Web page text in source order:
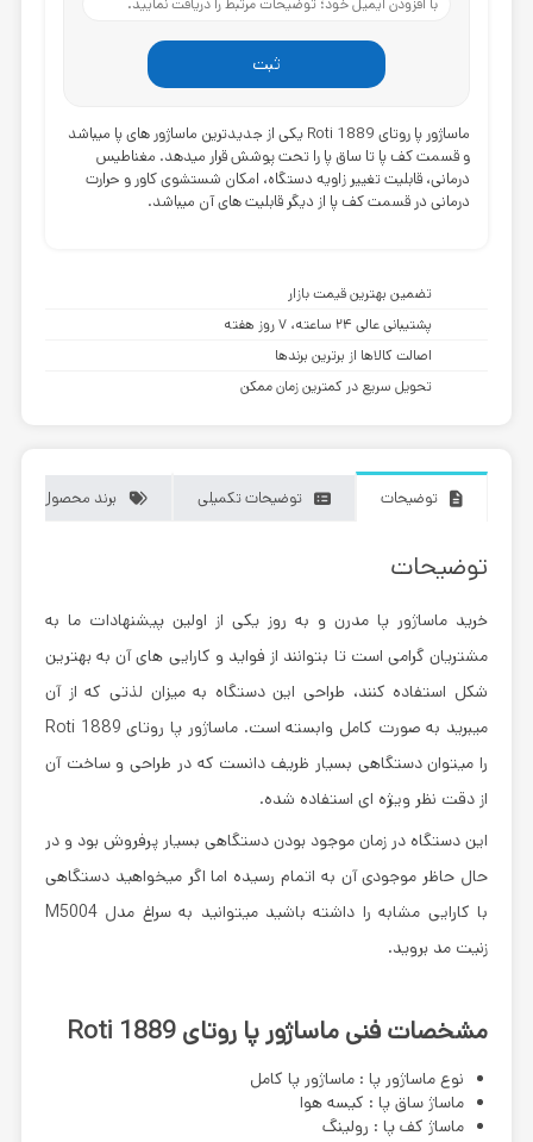
ثبت
ماساژور پا روتای Roti 1889 یکی از جدیدترین ماساژور های پا میباشد
و قسمت کف پا تا ساق پا را تحت پوشش قرار میدهد. مغناطیس
درمانی، قابلیت تغییر زاویه دستگاه، امکان شستشوی کاور و حرارت
درمانی در قسمت کف پا از دیگر قابلیت های آن میباشد.
تضمین بهترین قیمت بازار
پشتیبانی عالی ۲۴ ساعته، ۷ روز هفته
اصالت کالاها از برترین برندها
تحویل سریع در کمترین زمان ممکن
توضیحات توضیحات تکمیلی برند محصول
توضیحات
خرید ماساژور پا مدرن و به روز یکی از اولین پیشنهادات ما به
مشتریان گرامی است تا بتوانند از فواید و کارایی های آن به بهترین
شکل استفاده کنند، طراحی این دستگاه به میزان لذتی که از آن
میبرید به صورت کامل وابسته است.ماساژور پا روتای Roti 1889
را میتوان دستگاهی بسیار ظریف دانست که در طراحی و ساخت آن
از دقت نظر ویژه ای استفاده شده.
این دستگاه در زمان موجود بودن دستگاهی بسیار پرفروش بود و در
حال حاظر موجودی آن به اتمام رسیده اما اگر میخواهید دستگاهی
با کارایی مشابه را داشته باشید میتوانید به سراغ مدل M5004
زنیت مد بروید.
مشخصات فنی ماساژور پا روتای Roti 1889
نوع ماساژور پا : ماساژور پا کامل
ماساژ ساق پا : کیسه هوا
ماساژ کف پا : رولینگ